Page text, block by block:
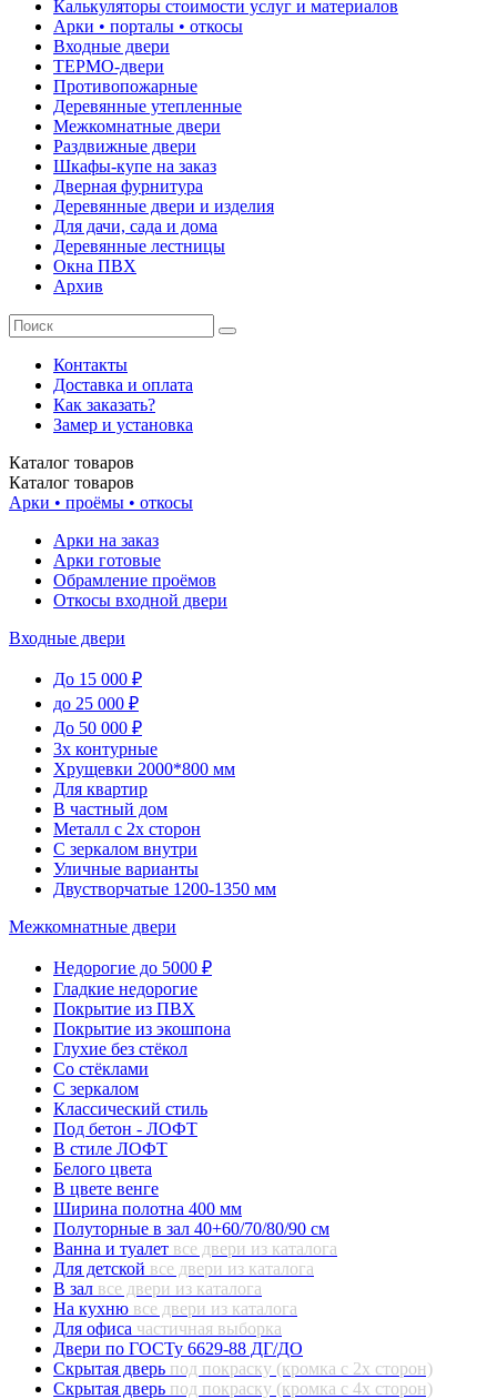
Калькуляторы стоимости услуг и материалов
Арки • порталы • откосы
Входные двери
ТЕРМО-двери
Противопожарные
Деревянные утепленные
Межкомнатные двери
Раздвижные двери
Шкафы-купе на заказ
Дверная фурнитура
Деревянные двери и изделия
Для дачи, сада и дома
Деревянные лестницы
Окна ПВХ
Архив
Контакты
Доставка и оплата
Как заказать?
Замер и установка
Каталог товаров
Каталог товаров
Арки • проёмы • откосы
Арки на заказ
Арки готовые
Обрамление проёмов
Откосы входной двери
Входные двери
До 15 000 ₽
до 25 000 ₽
До 50 000 ₽
3х контурные
Хрущевки 2000*800 мм
Для квартир
В частный дом
Металл с 2х сторон
С зеркалом внутри
Уличные варианты
Двустворчатые 1200-1350 мм
Межкомнатные двери
Недорогие до 5000 ₽
Гладкие недорогие
Покрытие из ПВХ
Покрытие из экошпона
Глухие без стёкол
Со стёклами
С зеркалом
Классический стиль
Под бетон - ЛОФТ
В стиле ЛОФТ
Белого цвета
В цвете венге
Ширина полотна 400 мм
Полуторные в зал 40+60/70/80/90 см
Ванна и туалет все двери из каталога
Для детской все двери из каталога
В зал все двери из каталога
На кухню все двери из каталога
Для офиса частичная выборка
Двери по ГОСТу 6629-88 ДГ/ДО
Скрытая дверь под покраску (кромка с 2х сторон)
Скрытая дверь под покраску (кромка с 4х сторон)